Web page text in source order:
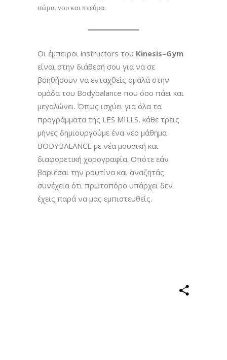
σώμα, νου και πνεύμα.
Οι έμπειροι instructors του Kinesis–Gym
είναι στην διάθεσή σου για να σε
βοηθήσουν να ενταχθείς ομαλά στην
ομάδα του Bodybalance που όσο πάει και
μεγαλώνει. Όπως ισχύει για όλα τα
προγράμματα της LES MILLS, κάθε τρεις
μήνες δημιουργούμε ένα νέο μάθημα
BODYBALANCE με νέα μουσική και
διαφορετική χορογραφία. Οπότε εάν
βαριέσαι την ρουτίνα και αναζητάς
συνέχεια ότι πρωτοπόρο υπάρχει δεν
έχεις παρά να μας εμπιστευθείς.